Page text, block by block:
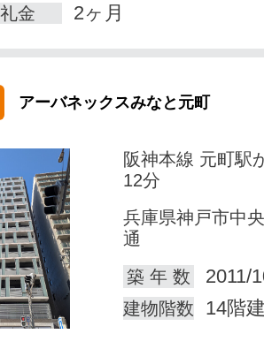
礼金 2ヶ月
アーバネックスみなと元町
阪神本線 元町駅
12分
兵庫県神戸市中
通
築 年 数
2011/
建物階数 14階